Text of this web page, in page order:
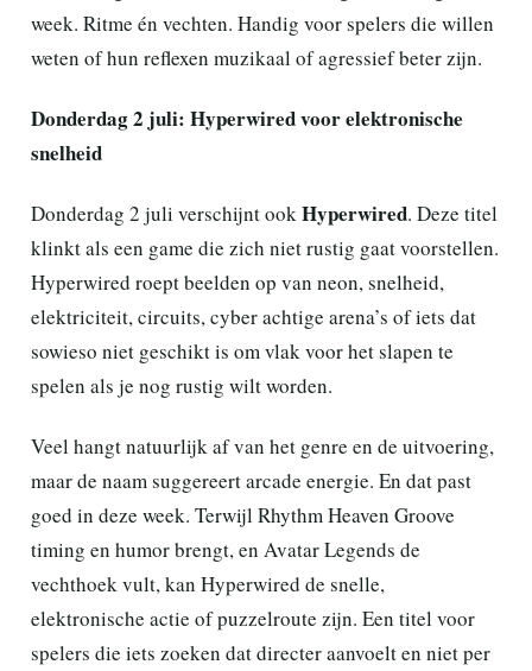
week. Ritme én vechten. Handig voor spelers die willen
weten of hun reflexen muzikaal of agressief beter zijn.
Donderdag 2 juli: Hyperwired voor elektronische
snelheid
Donderdag 2 juli verschijnt ookHyperwired. Deze titel
klinkt als een game die zich niet rustig gaat voorstellen.
Hyperwired roept beelden op van neon, snelheid,
elektriciteit, circuits, cyber achtige arena’s of iets dat
sowieso niet geschikt is om vlak voor het slapen te
spelen als je nog rustig wilt worden.
Veel hangt natuurlijk af van het genre en de uitvoering,
maar de naam suggereert arcade energie. En dat past
goed in deze week. Terwijl Rhythm Heaven Groove
timing en humor brengt, en Avatar Legends de
vechthoek vult, kan Hyperwired de snelle,
elektronische actie of puzzelroute zijn. Een titel voor
spelers die iets zoeken dat directer aanvoelt en niet per